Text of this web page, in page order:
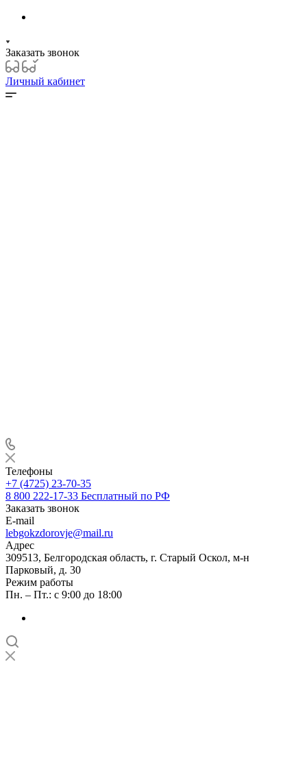
Заказать звонок
Личный кабинет
Телефоны
+7 (4725) 23-70-35
8 800 222-17-33 Бесплатный по РФ
Заказать звонок
E-mail
lebgokzdorovje@mail.ru
Адрес
309513, Белгородская область, г. Старый Оскол, м-н
Парковый, д. 30
Режим работы
Пн. – Пт.: с 9:00 до 18:00